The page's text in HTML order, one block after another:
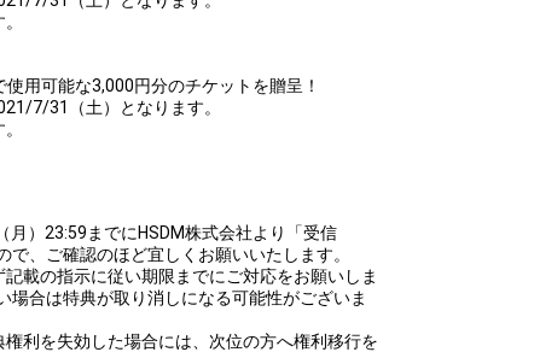
用可能な3,000円分のチケットを贈呈！
7/31（土）となります。
）23:59までにHSDM株式会社より「受信
で、ご確認のほど宜しくお願いいたします。
載の指示に従い期限までにご対応をお願いしま
場合は特典が取り消しになる可能性がございま
利を失効した場合には、次位の方へ権利移行を